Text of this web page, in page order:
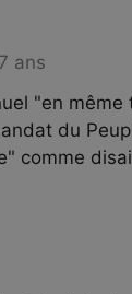
ans
"en
du
comme